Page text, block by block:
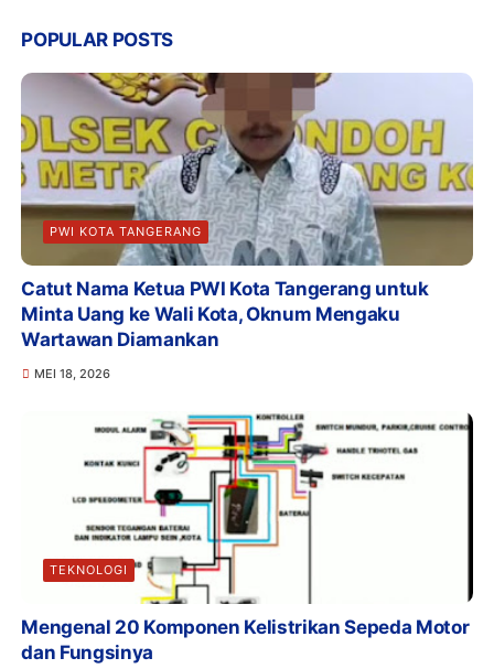
POPULAR POSTS
PWI KOTA TANGERANG
Catut Nama Ketua PWI Kota Tangerang untuk
Minta Uang ke Wali Kota, Oknum Mengaku
Wartawan Diamankan
MEI 18, 2026
TEKNOLOGI
Mengenal 20 Komponen Kelistrikan Sepeda Motor
dan Fungsinya